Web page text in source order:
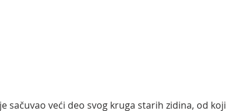
sačuvao veći deo svog kruga starih zidina, od koji